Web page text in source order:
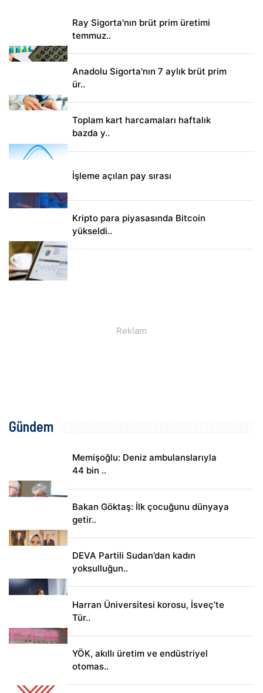
Ray Sigorta'nın brüt prim üretimi
temmuz..
Anadolu Sigorta'nın 7 aylık brüt prim
ür..
Toplam kart harcamaları haftalık
bazda y..
İşleme açılan pay sırası
Kripto para piyasasında Bitcoin
yükseldi..
Gündem
Memişoğlu: Deniz ambulanslarıyla
44 bin ..
Bakan Göktaş: İlk çocuğunu dünyaya
getir..
DEVA Partili Sudan’dan kadın
yoksulluğun..
Harran Üniversitesi korosu, İsveç’te
Tür..
YÖK, akıllı üretim ve endüstriyel
otomas..